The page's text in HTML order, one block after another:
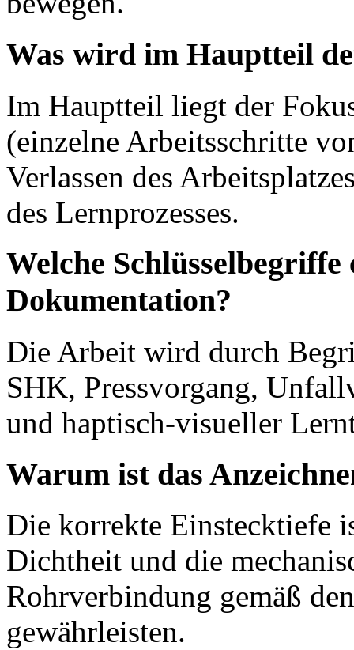
Was wird im Hauptteil
Im Hauptteil liegt der
(einzelne Arbeitsschritte
Verlassen des
des Lernprozesses.
Welche
Dokumentation?
Die Arbeit wird durch
SHK, Pressvorgang,
und haptisch-visueller
Warum ist das
Die korrekte Einstecktiefe
Dichtheit und die
Rohrverbindung gemäß
gewährleisten.